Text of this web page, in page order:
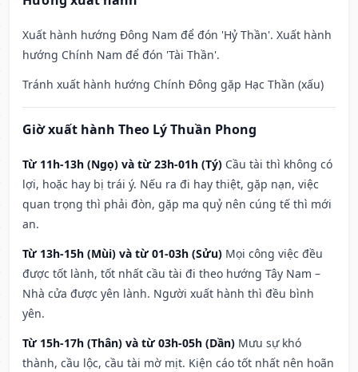
Xuất hành hướng Đông Nam để đón 'Hỷ Thần'. Xuất hành
hướng Chính Nam để đón 'Tài Thần'.
Tránh xuất hành hướng Chính Đông gặp Hạc Thần (xấu)
Giờ xuất hành Theo Lý Thuần Phong
Từ 11h-13h (Ngọ) và từ 23h-01h (Tý) Cầu tài thì không có
lợi, hoặc hay bị trái ý. Nếu ra đi hay thiệt, gặp nạn, việc
quan trọng thì phải đòn, gặp ma quỷ nên cúng tế thì mới
an.
Từ 13h-15h (Mùi) và từ 01-03h (Sửu) Mọi công việc đều
được tốt lành, tốt nhất cầu tài đi theo hướng Tây Nam –
Nhà cửa được yên lành. Người xuất hành thì đều bình
yên.
Từ 15h-17h (Thân) và từ 03h-05h (Dần) Mưu sự khó
thành, cầu lộc, cầu tài mờ mịt. Kiện cáo tốt nhất nên hoãn